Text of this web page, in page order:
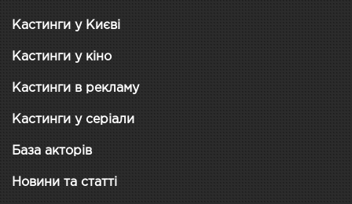
Кастинги у Києві
Кастинги у кіно
Кастинги в рекламу
Кастинги у серіали
База акторів
Новини та статті